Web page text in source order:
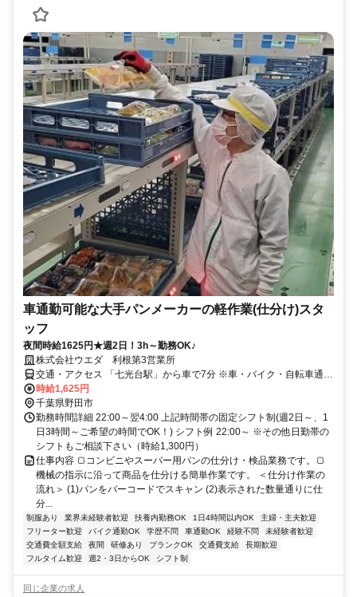
車通勤可能な大手パンメーカーの軽作業(仕分け)スタ
ッフ
夜間時給1625円★週2日！3h～勤務OK♪
株式会社ウエダ 利根第3営業所
交通・アクセス 「七光台駅」から車で7分 ※車・バイク・自転車通勤
OK
時給1,625円
千葉県野田市
勤務時間詳細 22:00～翌4:00 上記時間帯の固定シフト制(週2日～、1
日3時間～ご希望の時間でOK！) シフト例 22:00～ ※その他日勤帯の
シフトもご相談下さい（時給1,300円）
仕事内容 🍞コンビニやスーパー用パンの仕分け・検品業務です。🍞
機械の指示に沿って商品を仕分ける簡単作業です。 ＜仕分け作業の
流れ＞ (1)パンをバーコードでスキャン (2)表示された数量通りに仕
分...
制服あり 業界未経験者歓迎 扶養内勤務OK 1日4時間以内OK
主婦・主夫歓迎
フリーター歓迎
バイク通勤OK 学歴不問 車通勤OK 経験不問
未経験者歓迎
交通費全額支給
夜間 研修あり ブランクOK 交通費支給
長期歓迎
フルタイム歓迎
週2・3日からOK シフト制
同じ企業の求人